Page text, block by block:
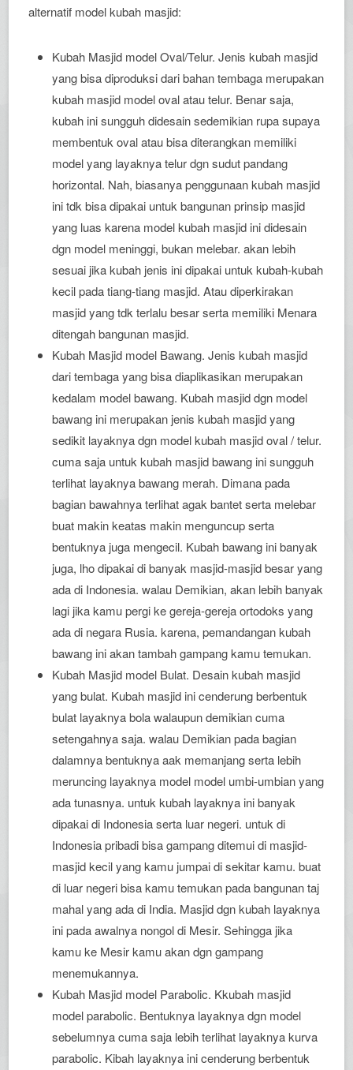
alternatif model kubah masjid:
Kubah Masjid model Oval/Telur. Jenis kubah masjid
yang bisa diproduksi dari bahan tembaga merupakan
kubah masjid model oval atau telur. Benar saja,
kubah ini sungguh didesain sedemikian rupa supaya
membentuk oval atau bisa diterangkan memiliki
model yang layaknya telur dgn sudut pandang
horizontal. Nah, biasanya penggunaan kubah masjid
ini tdk bisa dipakai untuk bangunan prinsip masjid
yang luas karena model kubah masjid ini didesain
dgn model meninggi, bukan melebar. akan lebih
sesuai jika kubah jenis ini dipakai untuk kubah-kubah
kecil pada tiang-tiang masjid. Atau diperkirakan
masjid yang tdk terlalu besar serta memiliki Menara
ditengah bangunan masjid.
Kubah Masjid model Bawang. Jenis kubah masjid
dari tembaga yang bisa diaplikasikan merupakan
kedalam model bawang. Kubah masjid dgn model
bawang ini merupakan jenis kubah masjid yang
sedikit layaknya dgn model kubah masjid oval / telur.
cuma saja untuk kubah masjid bawang ini sungguh
terlihat layaknya bawang merah. Dimana pada
bagian bawahnya terlihat agak bantet serta melebar
buat makin keatas makin menguncup serta
bentuknya juga mengecil. Kubah bawang ini banyak
juga, lho dipakai di banyak masjid-masjid besar yang
ada di Indonesia. walau Demikian, akan lebih banyak
lagi jika kamu pergi ke gereja-gereja ortodoks yang
ada di negara Rusia. karena, pemandangan kubah
bawang ini akan tambah gampang kamu temukan.
Kubah Masjid model Bulat. Desain kubah masjid
yang bulat. Kubah masjid ini cenderung berbentuk
bulat layaknya bola walaupun demikian cuma
setengahnya saja. walau Demikian pada bagian
dalamnya bentuknya aak memanjang serta lebih
meruncing layaknya model model umbi-umbian yang
ada tunasnya. untuk kubah layaknya ini banyak
dipakai di Indonesia serta luar negeri. untuk di
Indonesia pribadi bisa gampang ditemui di masjid-
masjid kecil yang kamu jumpai di sekitar kamu. buat
di luar negeri bisa kamu temukan pada bangunan taj
mahal yang ada di India. Masjid dgn kubah layaknya
ini pada awalnya nongol di Mesir. Sehingga jika
kamu ke Mesir kamu akan dgn gampang
menemukannya.
Kubah Masjid model Parabolic. Kkubah masjid
model parabolic. Bentuknya layaknya dgn model
sebelumnya cuma saja lebih terlihat layaknya kurva
parabolic. Kibah layaknya ini cenderung berbentuk